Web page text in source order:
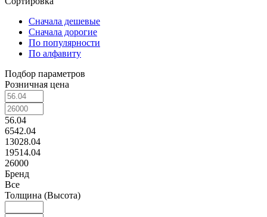
Сначала дешевые
Сначала дорогие
По популярности
По алфавиту
Подбор параметров
Розничная цена
56.04
6542.04
13028.04
19514.04
26000
Бренд
Все
Толщина (Высота)